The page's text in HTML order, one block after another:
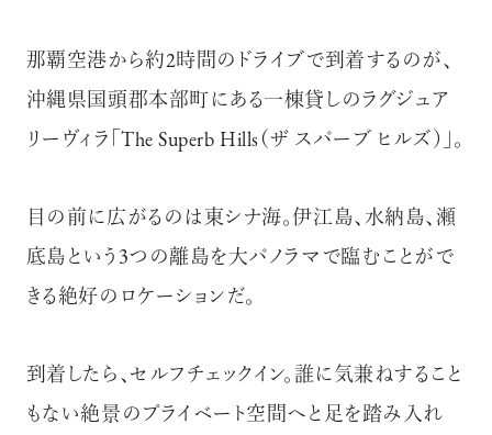
那覇空港から約2時間のドライブで到着するのが、
沖縄県国頭郡本部町にある一棟貸しのラグジュア
リーヴィラ「The Superb Hills（ザ スパーブ ヒルズ）」。
目の前に広がるのは東シナ海。伊江島、水納島、瀬
底島という3つの離島を大パノラマで臨むことがで
きる絶好のロケーションだ。
到着したら、セルフチェックイン。誰に気兼ねすること
もない絶景のプライベート空間へと足を踏み入れ